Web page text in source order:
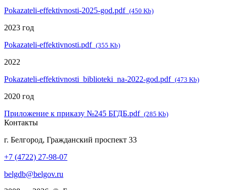
Pokazateli-effektivnosti-2025-god.pdf (450 Kb)
2023 год
Pokazateli-effektivnosti.pdf (355 Kb)
2022
Pokazateli-effektivnosti_biblioteki_na-2022-god.pdf (473 Kb)
2020 год
Приложение к приказу №245 БГДБ.pdf (285 Kb)
Контакты
г. Белгород, Гражданский проспект 33
+7 (4722) 27-98-07
belgdb@belgov.ru